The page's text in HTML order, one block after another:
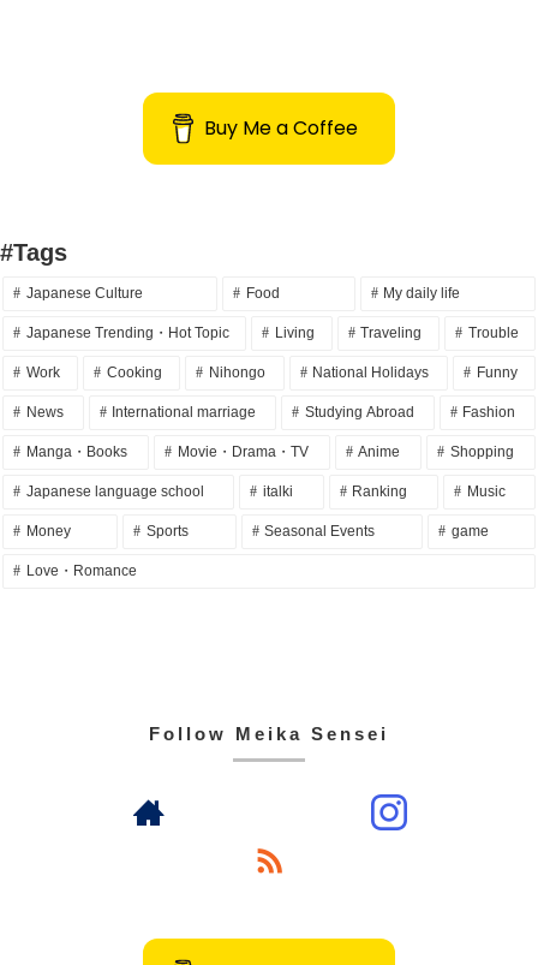
Buy Me a Coffee
#Tags
Japanese Culture Food My daily life
Japanese Trending・Hot Topic Living Traveling Trouble
Work Cooking Nihongo National Holidays Funny
News International marriage Studying Abroad Fashion
Manga・Books Movie・Drama・TV Anime Shopping
Japanese language school italki Ranking Music
Money Sports Seasonal Events game
Love・Romance
Follow Meika Sensei